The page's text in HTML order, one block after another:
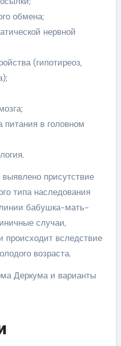
обмена;
нервной
(гипотиреоз,
питания в головном
присутствие
типа наследования
бабушка-мать-
случаи,
происходит вследствие
возраста.